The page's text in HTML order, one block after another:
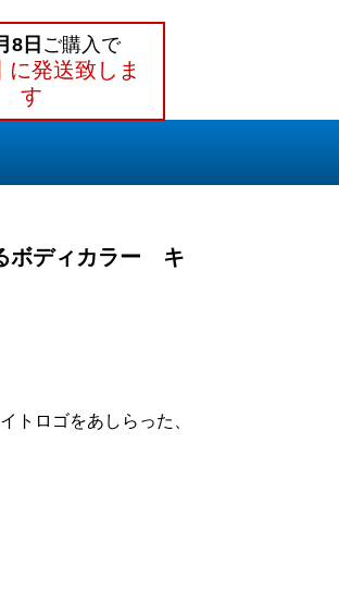
8日 ご購入で
に発送致しま
す
ボディカラー キ
トロゴをあしらった、